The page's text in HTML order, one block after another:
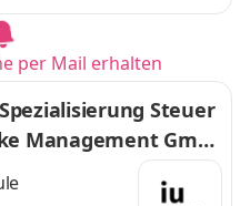
per Mail erhalten
Steuer
Management Gmb